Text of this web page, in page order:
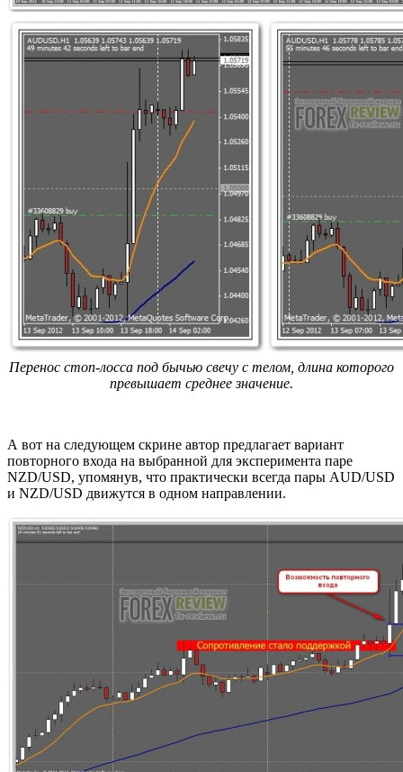
Перенос стоп-лосса под бычью свечу с телом, длина которого
превышает среднее значение.
А вот на следующем скрине автор предлагает вариант
повторного входа на выбранной для эксперимента паре
NZD/USD, упомянув, что практически всегда пары AUD/USD
и NZD/USD движутся в одном направлении.